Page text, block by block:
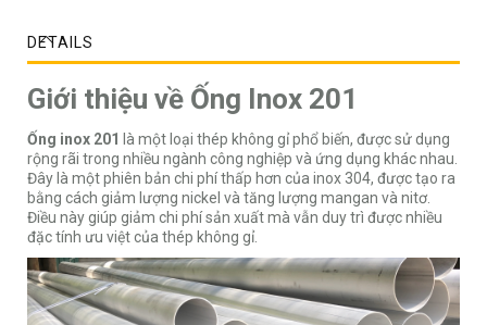
DETAILS
Giới thiệu về Ống Inox 201
Ống inox 201
là một loại thép không gỉ phổ biến, được sử dụng
rộng rãi trong nhiều ngành công nghiệp và ứng dụng khác nhau.
Đây là một phiên bản chi phí thấp hơn của inox 304, được tạo ra
bằng cách giảm lượng nickel và tăng lượng mangan và nitơ.
Điều này giúp giảm chi phí sản xuất mà vẫn duy trì được nhiều
đặc tính ưu việt của thép không gỉ.